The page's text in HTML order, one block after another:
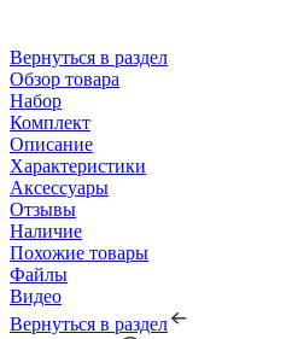
Вернуться в раздел
Обзор товара
Набор
Комплект
Описание
Характеристики
Аксессуары
Отзывы
Наличие
Похожие товары
Файлы
Видео
Вернуться в раздел